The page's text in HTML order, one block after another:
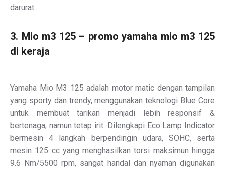
darurat.
3. Mio m3 125 – promo yamaha mio m3 125
di keraja
Yamaha Mio M3 125 adalah motor matic dengan tampilan
yang sporty dan trendy, menggunakan teknologi Blue Core
untuk membuat tarikan menjadi lebih responsif &
bertenaga, namun tetap irit. Dilengkapi Eco Lamp Indicator
bermesin 4 langkah berpendingin udara, SOHC, serta
mesin 125 cc yang menghasilkan torsi maksimun hingga
9.6 Nm/5500 rpm, sangat handal dan nyaman digunakan